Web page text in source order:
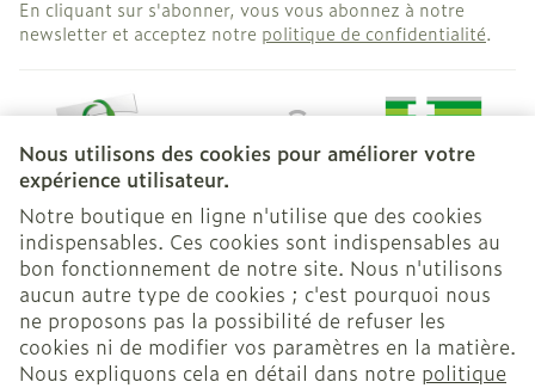
Nous utilisons des cookies pour améliorer votre
expérience utilisateur.
Notre boutique en ligne n'utilise que des cookies
indispensables. Ces cookies sont indispensables au
bon fonctionnement de notre site. Nous n'utilisons
aucun autre type de cookies ; c'est pourquoi nous
ne proposons pas la possibilité de refuser les
cookies ni de modifier vos paramètres en la matière.
Nous expliquons cela en détail dans notre politique
En cliquant sur s'abonner, vous vous abonnez à notre
newsletter et acceptez notre politique de confidentialité.
Liens légaux